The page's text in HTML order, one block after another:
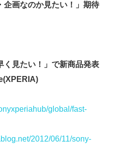
企画なのか見たい！」期待
く見たい！」で新商品発表
global/fast-
2012/06/11/sony-